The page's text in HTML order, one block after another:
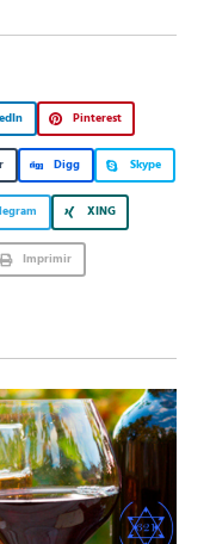
Pinterest
Digg Skype
XING
Imprimir